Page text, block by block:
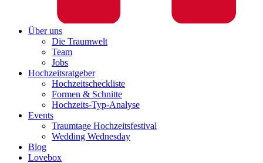
Über uns
Die Traumwelt
Team
Jobs
Hochzeitsratgeber
Hochzeitscheckliste
Formen & Schnitte
Hochzeits-Typ-Analyse
Events
Traumtage Hochzeitsfestival
Wedding Wednesday
Blog
Lovebox